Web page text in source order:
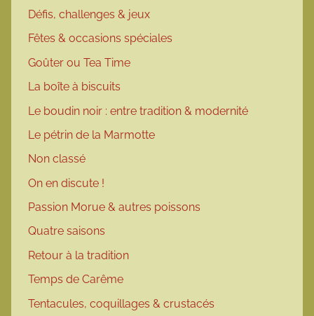
Défis, challenges & jeux
Fêtes & occasions spéciales
Goûter ou Tea Time
La boîte à biscuits
Le boudin noir : entre tradition & modernité
Le pétrin de la Marmotte
Non classé
On en discute !
Passion Morue & autres poissons
Quatre saisons
Retour à la tradition
Temps de Carême
Tentacules, coquillages & crustacés